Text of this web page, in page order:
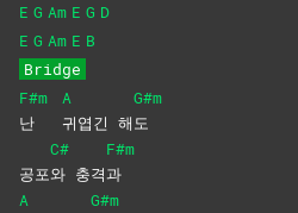
E G Am E G D
E G Am E B
Bridge
F#m
난
A
귀엽긴 해
G#m
도
공포
C#
와 충격
F#m
과
A
G#m